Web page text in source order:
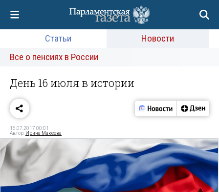
Статьи
Новости
Все о пенсиях в России
День 16 июля в истории
16.07.2017 00:01
Автор: Ирина Макеева